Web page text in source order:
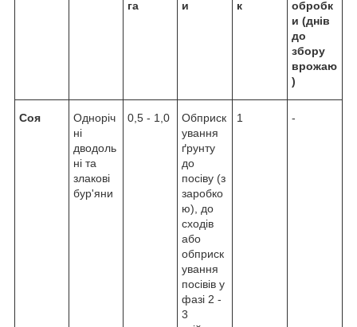
га и к
обробк
и (днів
до
збору
врожаю
)
Соя
Одноріч
ні
дводоль
ні та
злакові
бур'яни
0,5 - 1,0
Обприск
ування
ґрунту
до
посіву (з
заробко
ю), до
сходів
або
обприск
ування
посівів у
фазі 2 -
3
1 -